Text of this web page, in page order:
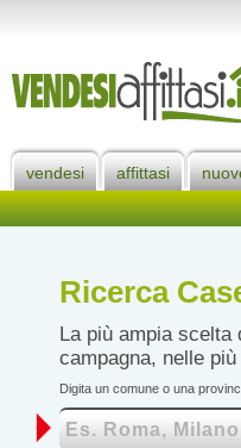
vendesi affittasi
Ricerca
La più ampia scelta
campagna, nelle
Digita un comune o una